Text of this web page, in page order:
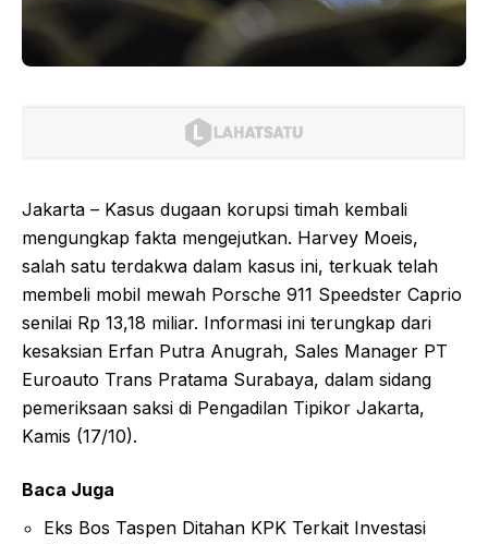
Jakarta – Kasus dugaan korupsi timah kembali
mengungkap fakta mengejutkan. Harvey Moeis,
salah satu terdakwa dalam kasus ini, terkuak telah
membeli mobil mewah Porsche 911 Speedster Caprio
senilai Rp 13,18 miliar. Informasi ini terungkap dari
kesaksian Erfan Putra Anugrah, Sales Manager PT
Euroauto Trans Pratama Surabaya, dalam sidang
pemeriksaan saksi di Pengadilan Tipikor Jakarta,
Kamis (17/10).
Baca Juga
Eks Bos Taspen Ditahan KPK Terkait Investasi